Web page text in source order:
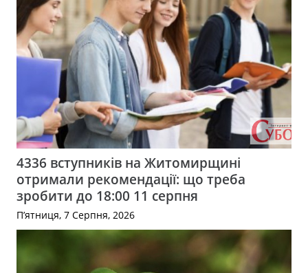
4336 вступників на Житомирщині
отримали рекомендації: що треба
зробити до 18:00 11 серпня
П’ятниця, 7 Серпня, 2026